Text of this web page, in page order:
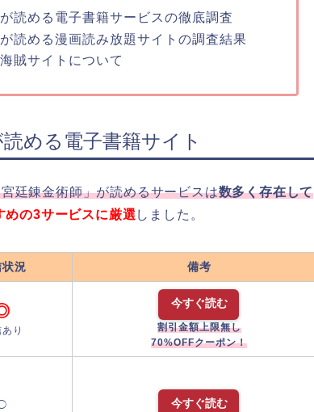
読める電子書籍サービスの徹底調査
読める漫画読み放題サイトの調査結果
賊サイトについて
める電子書籍サイト
廷錬金術師」が読めるサービスは数多く存在して
めの3サービスに厳選 しました。
況 備考
り
今すぐ読む
割引金額上限無し
70%OFFクーポン！
今すぐ読む